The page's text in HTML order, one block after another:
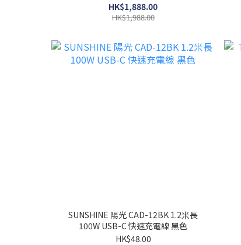
HK$1,888.00
HK$1,988.00
SUNSHINE 陽光 CAD-12BK 1.2米長
100W USB-C 快速充電線 黑色
HK$48.00